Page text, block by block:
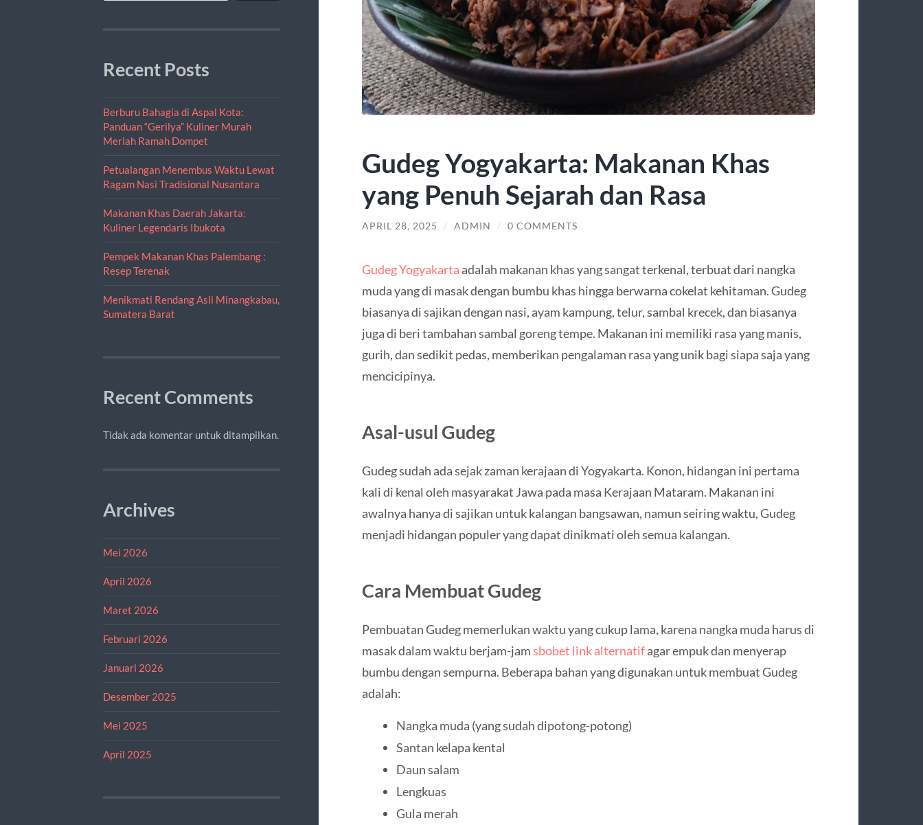
Recent Posts
Berburu Bahagia di Aspal Kota:
Panduan “Gerilya” Kuliner Murah
Meriah Ramah Dompet
Petualangan Menembus Waktu Lewat
Ragam Nasi Tradisional Nusantara
Makanan Khas Daerah Jakarta:
Kuliner Legendaris Ibukota
Pempek Makanan Khas Palembang :
Resep Terenak
Menikmati Rendang Asli Minangkabau,
Sumatera Barat
Recent Comments
Tidak ada komentar untuk ditampilkan.
Archives
Mei 2026
April 2026
Maret 2026
Februari 2026
Januari 2026
Desember 2025
Mei 2025
April 2025
Gudeg Yogyakarta: Makanan Khas
yang Penuh Sejarah dan Rasa
APRIL 28, 2025 / ADMIN / 0 COMMENTS
Gudeg Yogyakarta adalah makanan khas yang sangat terkenal, terbuat dari nangka
muda yang di masak dengan bumbu khas hingga berwarna cokelat kehitaman. Gudeg
biasanya di sajikan dengan nasi, ayam kampung, telur, sambal krecek, dan biasanya
juga di beri tambahan sambal goreng tempe. Makanan ini memiliki rasa yang manis,
gurih, dan sedikit pedas, memberikan pengalaman rasa yang unik bagi siapa saja yang
mencicipinya.
Asal-usul Gudeg
Gudeg sudah ada sejak zaman kerajaan di Yogyakarta. Konon, hidangan ini pertama
kali di kenal oleh masyarakat Jawa pada masa Kerajaan Mataram. Makanan ini
awalnya hanya di sajikan untuk kalangan bangsawan, namun seiring waktu, Gudeg
menjadi hidangan populer yang dapat dinikmati oleh semua kalangan.
Cara Membuat Gudeg
Pembuatan Gudeg memerlukan waktu yang cukup lama, karena nangka muda harus di
masak dalam waktu berjam-jamsbobet link alternatifagar empuk dan menyerap
bumbu dengan sempurna. Beberapa bahan yang digunakan untuk membuat Gudeg
adalah:
Nangka muda (yang sudah dipotong-potong)
Santan kelapa kental
Daun salam
Lengkuas
Gula merah